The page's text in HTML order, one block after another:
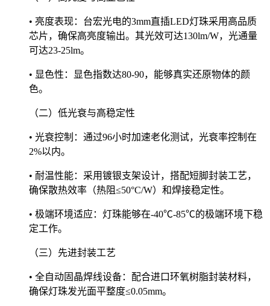
• 亮度表现：台宏光电的3mm直插LED灯珠采用高品质
芯片，确保高亮度输出。其光效可达130lm/W，光通量
可达23-25lm。
• 显色性：显色指数达80-90，能够真实还原物体的颜
色。
（二）低光衰与高稳定性
• 光衰控制：通过96小时加速老化测试，光衰率控制在
2%以内。
• 耐温性能：采用镀银支架设计，搭配短脚封装工艺，
确保散热效率（热阻≤50°C/W）和焊接稳定性。
• 极端环境适应：灯珠能够在-40℃-85℃的极端环境下稳
定工作。
（三）先进封装工艺
• 全自动固晶焊线设备：配合进口环氧树脂封装材料，
确保灯珠发光面平整度≤0.05mm。